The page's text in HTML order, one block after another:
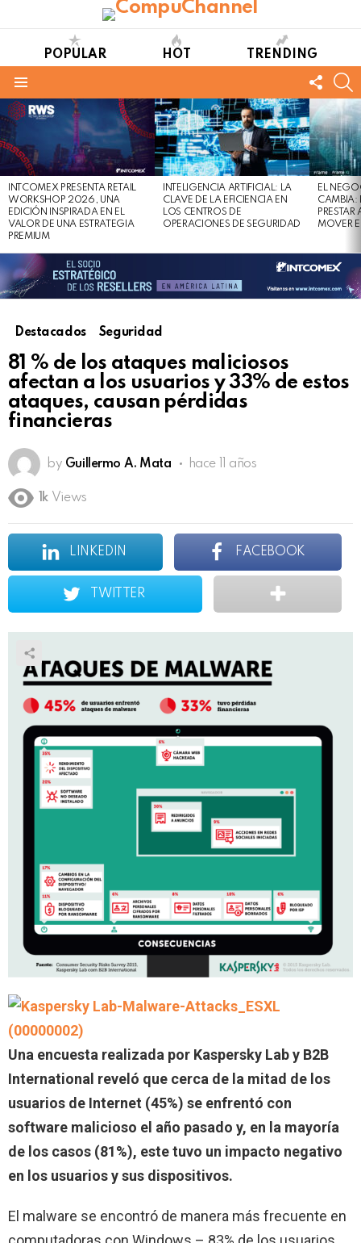
POPULAR HOT TRENDING
US
LATEST
STORIES
INTCOMEX PRESENTA RETAIL
WORKSHOP 2026, UNA
EDICIÓN INSPIRADA EN EL
VALOR DE UNA ESTRATEGIA
PREMIUM
INTELIGENCIA ARTIFICIAL: LA
CLAVE DE LA EFICIENCIA EN
LOS CENTROS DE
OPERACIONES DE SEGURIDAD
EL
CAMBIA:
MOVER
Destacados Seguridad
81 % de los ataques maliciosos
afectan a los usuarios y 33% de estos
ataques, causan pérdidas
financieras
by Guillermo A. Mata hace 11 años
1k Views
LINKEDIN FACEBOOK
TWITTER
Una encuesta realizada por Kaspersky Lab y B2B
International reveló que cerca de la mitad de los
usuarios de Internet (45%) se enfrentó con
software malicioso el año pasado y, en la mayoría
de los casos (81%), este tuvo un impacto negativo
en los usuarios y sus dispositivos.
El malware se encontró de manera más frecuente en